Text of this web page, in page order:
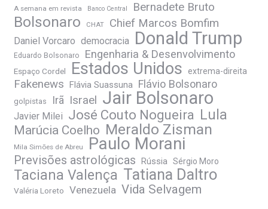
A semana em revista Banco Central Bernadete Bruto
Bolsonaro CHAT Chief Marcos Bomfim
Daniel Vorcaro democracia Donald Trump
Eduardo Bolsonaro Engenharia & Desenvolvimento
Espaço Cordel Estados Unidos extrema-direita
Fakenews Flávia Suassuna Flávio Bolsonaro
golpistas Irã Israel Jair Bolsonaro
Javier Milei José Couto Nogueira Lula
Marúcia Coelho Meraldo Zisman
Mila Simões de Abreu Paulo Morani
Previsões astrológicas Rússia Sérgio Moro
Taciana Valença Tatiana Daltro
Valéria Loreto Venezuela Vida Selvagem